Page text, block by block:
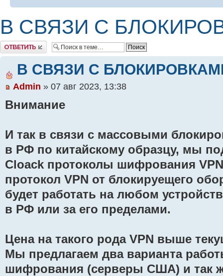
В СВЯЗИ С
Комментировать
В СВЯЗИ С
Admin » 07 авг 2023, 13:38
Внимание
И так в связи с массовыми
в РФ по китайскому образцу, мы
Cloack протоколы шифрования
протокол VPN от блокируещего
будет работать на любом
в РФ или за его пределами.
Цена на такого рода VPN выше
Мы предлагаем два варианта
шифрования (серверы США) и так